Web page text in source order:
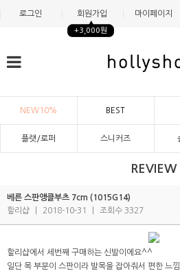
로그인 회원가입
+3,000원
마이페이지
NEW10% BEST
플랫/로퍼 스니커즈
REVIEW
베른 스판앵클부츠 7cm (1015G14)
할리샵
2018-10-31 조회수 3327
할리샵에서 세번째 구매하는 신발이에요^^
일단 목 부분이 스판이라 발목을 잡아줘서 편한 느